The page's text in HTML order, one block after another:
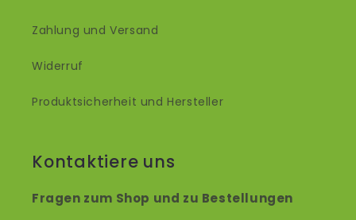
Zahlung und Versand
Widerruf
Produktsicherheit und Hersteller
Kontaktiere uns
Fragen zum Shop und zu Bestellungen